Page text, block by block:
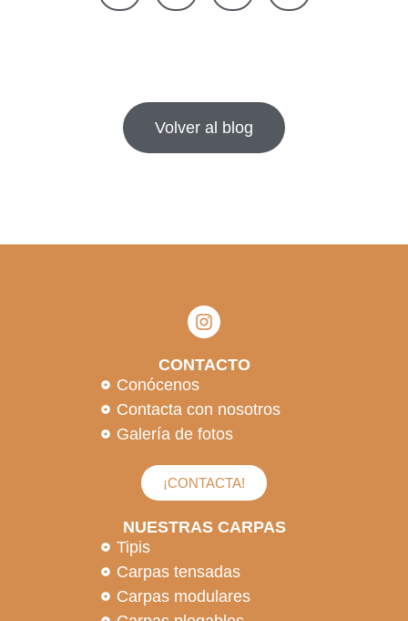
Volver al blog
CONTACTO
Conócenos
Contacta con nosotros
Galería de fotos
¡CONTACTA!
NUESTRAS CARPAS
Tipis
Carpas tensadas
Carpas modulares